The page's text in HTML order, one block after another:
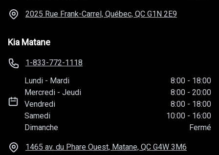
2025 Rue Frank-Carrel, Québec, QC G1N 2E9
Kia Matane
1-833-772-1118
Lundi - Mardi 8:00 - 18:00
Mercredi -Jeudi 8:00 - 20:00
Vendredi
8:00 - 18:00
Samedi
10:00 - 16:00
Dimanche
Fermé
1465 av. du Phare Ouest, Matane, QC G4W 3M6